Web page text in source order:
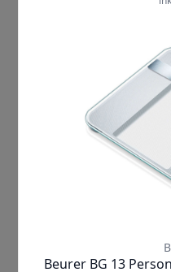
Textdateien, die im
Internetbrowser auf dem
gespeichert werden. Ruft
kann ein Cookie auf dem
gespeichert werden.
charakteristische
Identifizierung des
haben Sie die volle